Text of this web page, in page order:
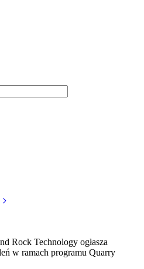
Rock Technology ogłasza
w ramach programu Quarry